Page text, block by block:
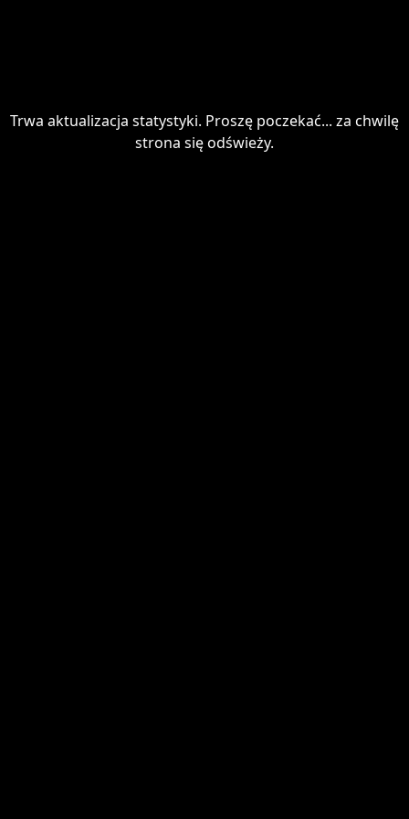
Trwa aktualizacja statystyki. Proszę poczekać... za chwilę
strona się odświeży.